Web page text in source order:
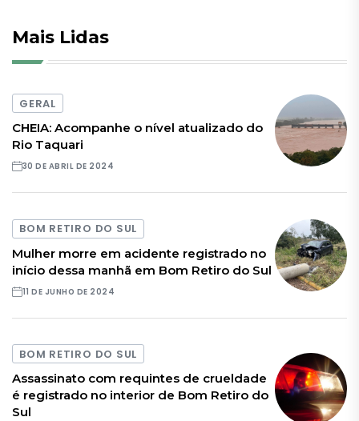
Mais Lidas
GERAL
CHEIA: Acompanhe o nível atualizado do
Rio Taquari
30 DE ABRIL DE 2024
BOM RETIRO DO SUL
Mulher morre em acidente registrado no
início dessa manhã em Bom Retiro do Sul
11 DE JUNHO DE 2024
BOM RETIRO DO SUL
Assassinato com requintes de crueldade
é registrado no interior de Bom Retiro do
Sul